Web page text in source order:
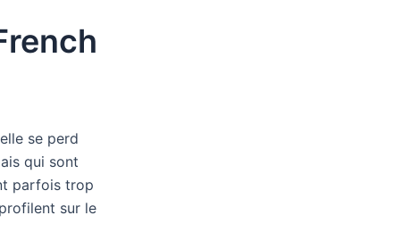
se perd
qui sont
parfois trop
sur le